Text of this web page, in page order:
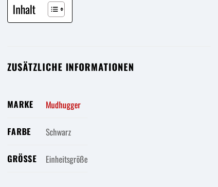
Inhalt
ZUSÄTZLICHE INFORMATIONEN
MARKE Mudhugger
FARBE Schwarz
GRÖSSE Einheitsgröße